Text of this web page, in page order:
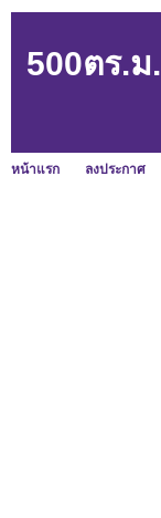
500ตร.
หน้าแรก ลงประกาศ